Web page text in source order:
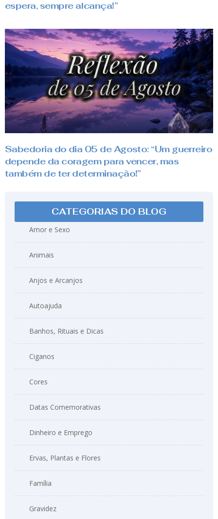
espera, sempre alcança!”
Sabedoria do dia 05 de Agosto: “Um guerreiro
depende da coragem para vencer, mas
também de ter determinação!”
CATEGORIAS DO BLOG
Amor e Sexo
Animais
Anjos e Arcanjos
Autoajuda
Banhos, Rituais e Dicas
Ciganos
Cores
Datas Comemorativas
Dinheiro e Emprego
Ervas, Plantas e Flores
Família
Gravidez